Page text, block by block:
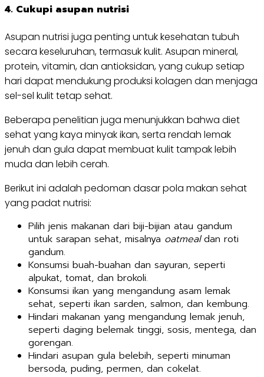
4. Cukupi asupan nutrisi
Asupan nutrisi juga penting untuk kesehatan tubuh
secara keseluruhan, termasuk kulit. Asupan mineral,
protein, vitamin, dan antioksidan, yang cukup setiap
hari dapat mendukung produksi kolagen dan menjaga
sel-sel kulit tetap sehat.
Beberapa penelitian juga menunjukkan bahwa diet
sehat yang kaya minyak ikan, serta rendah lemak
jenuh dan gula dapat membuat kulit tampak lebih
muda dan lebih cerah.
Berikut ini adalah pedoman dasar pola makan sehat
yang padat nutrisi:
Pilih jenis makanan dari biji-bijian atau gandum
untuk sarapan sehat, misalnya oatmealdan roti
gandum.
Konsumsi buah-buahan dan sayuran, seperti
alpukat, tomat, dan brokoli.
Konsumsi ikan yang mengandung asam lemak
sehat, seperti ikan sarden, salmon, dan kembung.
Hindari makanan yang mengandung lemak jenuh,
seperti daging belemak tinggi, sosis, mentega, dan
gorengan.
Hindari asupan gula belebih, seperti minuman
bersoda, puding, permen, dan cokelat.